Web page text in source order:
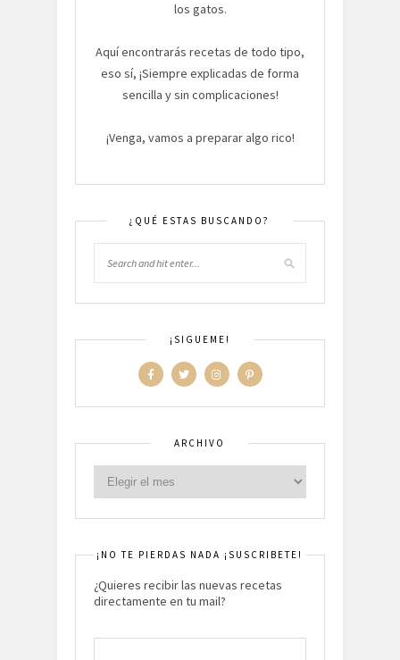
los gatos.
Aquí encontrarás recetas de todo tipo,
eso sí, ¡Siempre explicadas de forma
sencilla y sin complicaciones!
¡Venga, vamos a preparar algo rico!
¿QUÉ ESTAS BUSCANDO?
¡SIGUEME!
ARCHIVO
¡NO TE PIERDAS NADA ¡SUSCRIBETE!
¿Quieres recibir las nuevas recetas
directamente en tu mail?